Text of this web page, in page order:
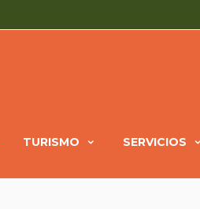
TURISMO SERVICIOS